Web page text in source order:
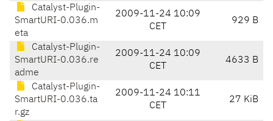
Catalyst-Plugin-
SmartURI-0.036.m
eta
2009-11-24 10:09
CET
929 B
Catalyst-Plugin-
SmartURI-0.036.re
adme
2009-11-24 10:09
CET
4633 B
Catalyst-Plugin-
SmartURI-0.036.ta
r.gz
2009-11-24 10:11
CET
27 KiB